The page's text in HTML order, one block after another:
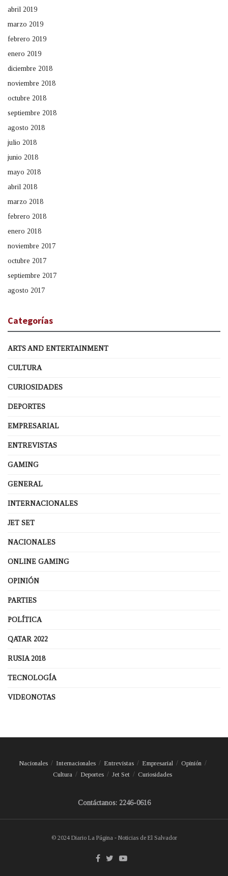
abril 2019
marzo 2019
febrero 2019
enero 2019
diciembre 2018
noviembre 2018
octubre 2018
septiembre 2018
agosto 2018
julio 2018
junio 2018
mayo 2018
abril 2018
marzo 2018
febrero 2018
enero 2018
noviembre 2017
octubre 2017
septiembre 2017
agosto 2017
Categorías
ARTS AND ENTERTAINMENT
CULTURA
CURIOSIDADES
DEPORTES
EMPRESARIAL
ENTREVISTAS
GAMING
GENERAL
INTERNACIONALES
JET SET
NACIONALES
ONLINE GAMING
OPINIÓN
PARTIES
POLÍTICA
QATAR 2022
RUSIA 2018
TECNOLOGÍA
VIDEONOTAS
Nacionales Internacionales Entrevistas Empresarial
Opinión
Cultura
Deportes Jet Set Curiosidades
Contáctanos: 2246-0616
© 2024 Diario La Página - Noticias de El Salvador